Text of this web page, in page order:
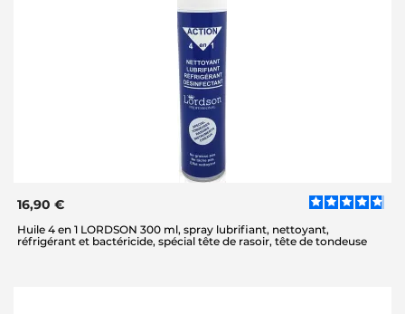
16,90 €
Huile 4 en 1 LORDSON 300 ml, spray lubrifiant, nettoyant,
réfrigérant et bactéricide, spécial tête de rasoir, tête de tondeuse